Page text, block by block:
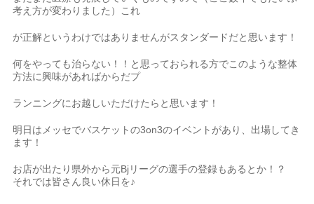
考え方が変わりました）これ
が正解というわけではありませんがスタンダードだと思います！
何をやっても治らない！！と思っておられる方でこのような整体
方法に興味があればからだプ
ランニングにお越しいただけたらと思います！
明日はメッセでバスケットの3on3のイベントがあり、出場してき
ます！
お店が出たり県外から元Bjリーグの選手の登録もあるとか！？
それでは皆さん良い休日を♪